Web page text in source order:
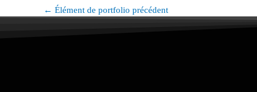
← Élément de portfolio précédent